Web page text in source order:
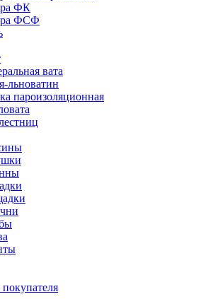
ФК
ФСФ
вата
льноватин
пароизоляционная